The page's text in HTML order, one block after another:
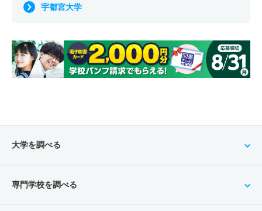
宇都宮大学
大学を調べる
専門学校を調べる